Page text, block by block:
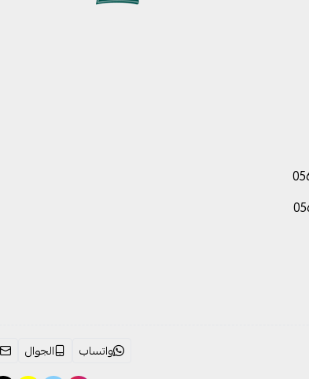
واتساب الجوال